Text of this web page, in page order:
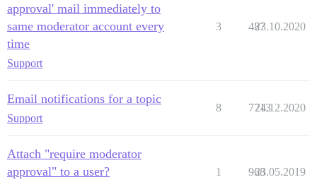
approval' mail immediately to
same moderator account every
time
Support
3 487
23.10.2020
Email notifications for a topic
Support
8 7713
24.12.2020
Attach "require moderator
approval" to a user?
1 968
23.05.2019